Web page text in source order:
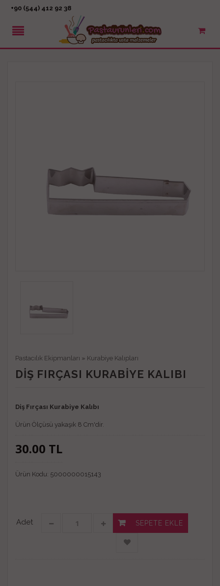
+90 (544) 412 92 38
Pastacılık Ekipmanları » Kurabiye Kalıpları
DIŞ FIRÇASI KURABIYE KALIBI
Diş Fırçası Kurabiye Kalıbı
Ürün Ölçüsü yakaşık 8 Cm'dir.
30.00 TL
Ürün Kodu: 5000000015143
Adet SEPETE EKLE